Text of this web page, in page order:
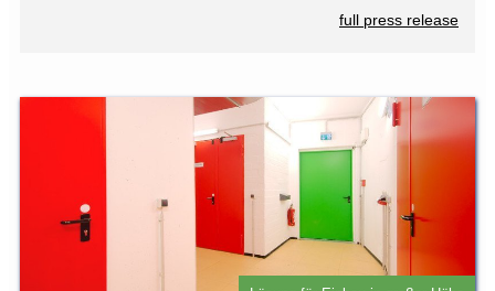
full press release